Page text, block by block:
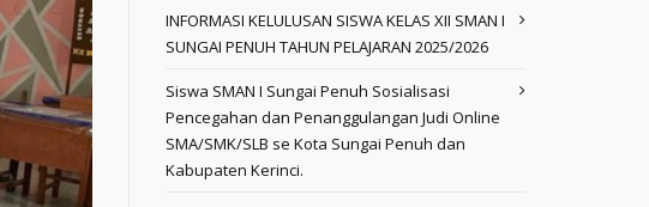
INFORMASI KELULUSAN SISWA KELAS XII SMAN I
SUNGAI PENUH TAHUN PELAJARAN 2025/2026
Siswa SMAN I Sungai Penuh Sosialisasi
Pencegahan dan Penanggulangan Judi Online
SMA/SMK/SLB se Kota Sungai Penuh dan
Kabupaten Kerinci.